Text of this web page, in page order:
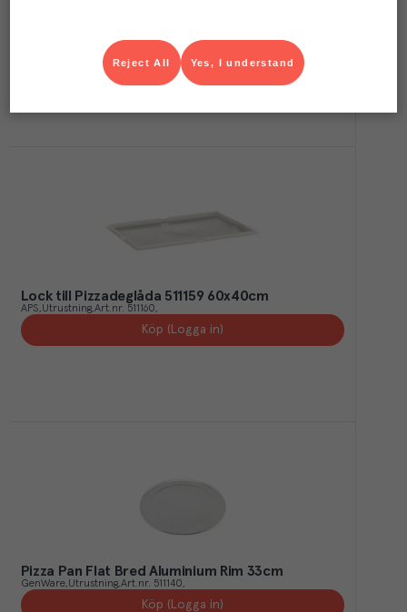
Köp (Logga in)
Lock till Pizzadeglåda 511159 60x40cm
APS Utrustning Art.nr. 511160
Köp (Logga in)
Pizza Pan Flat Bred Aluminium Rim 33cm
GenWare Utrustning Art.nr. 511140
Köp (Logga in)
Yes, I understand
Reject All